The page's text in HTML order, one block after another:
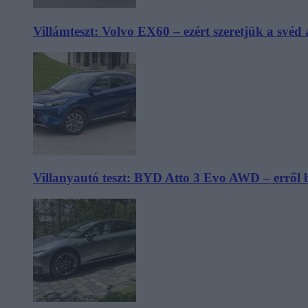
Villámteszt: Volvo EX60 – ezért szeretjük a svéd
Villanyautó teszt: BYD Atto 3 Evo AWD – erről